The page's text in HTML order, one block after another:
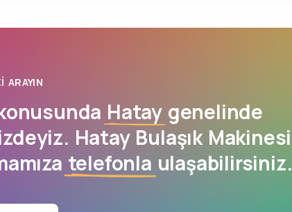
ARAYIN
Hataygenelinde
Hatay Bulaşık Makinesi
telefonla ulaşabilirsiniz.